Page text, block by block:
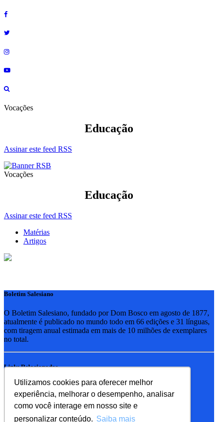
Utilizamos cookies para oferecer melhor
experiência, melhorar o desempenho, analisar
como você interage em nosso site e
personalizar conteúdo. Saiba mais
Vocações
Educação
Assinar este feed RSS
Vocações
Educação
Assinar este feed RSS
Matérias
Artigos
Boletim Salesiano
O Boletim Salesiano, fundado por Dom Bosco em agosto de 1877,
atualmente é publicado no mundo todo em 66 edições e 31 línguas,
com tiragem anual estimada em mais de 10 milhões de exemplares
no total.
Links Relacionados
RSB - Rede Salesiana Brasil
EDEBE - Editora
UPV - União pela Vida